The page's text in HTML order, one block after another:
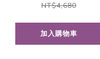
NT$4,680
加入購物車